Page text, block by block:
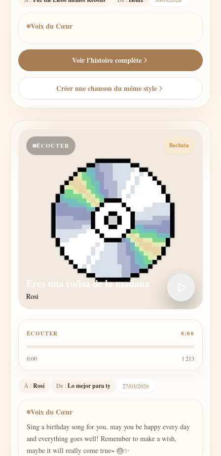
Voix du Cœur
Voir l'histoire complète
Créer une chanson du même style
ÉCOUTER Bachata
Eres una ro/isa de la mañana
Rosi
ÉCOUTER 0:00
0:00 1 213
À :Rosi De :Lo mejor para ty 27/03/2026
Voix du Cœur
Sing a birthday song for you, may you be happy every day
and everything goes well! Remember to make a wish,
maybe it will really come true~ 🎂✨